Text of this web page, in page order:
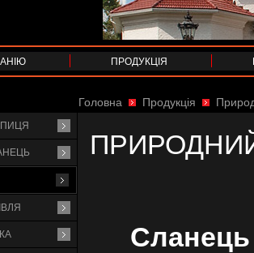
ПРОДУКЦІЯ
Сланець
Головна Продукція